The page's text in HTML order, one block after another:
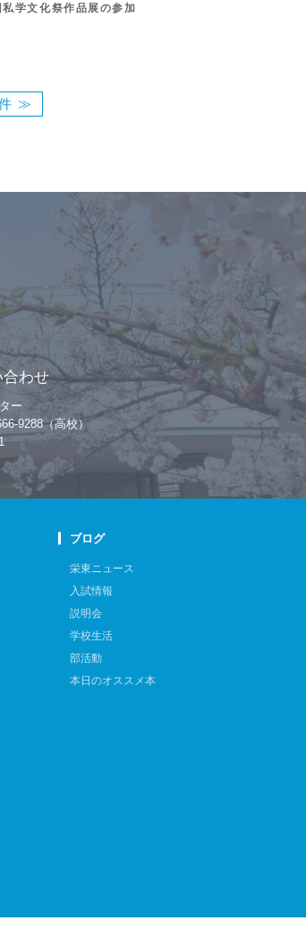
学文化祭作品展の参加
≫
わせ
ー
9288（高校）
ブログ
栄東ニュース
入試情報
説明会
学校生活
部活動
本日のオススメ本